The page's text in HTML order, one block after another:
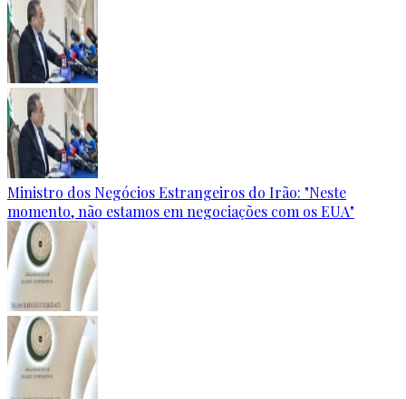
Ministro dos Negócios Estrangeiros do Irão: "Neste
momento, não estamos em negociações com os EUA"